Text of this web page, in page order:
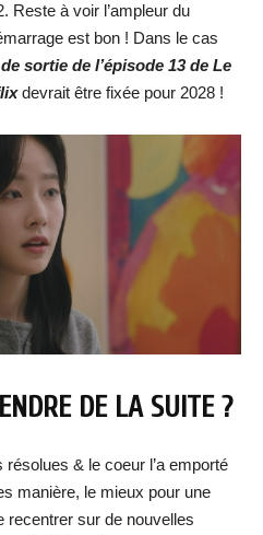
Reste à voir l’ampleur du
est bon ! Dans le cas
sortie de l’épisode 13 de Le
devrait être fixée pour 2028 !
DE LA SUITE ?
& le coeur l’a emporté
manière, le mieux pour une
recentrer sur de nouvelles